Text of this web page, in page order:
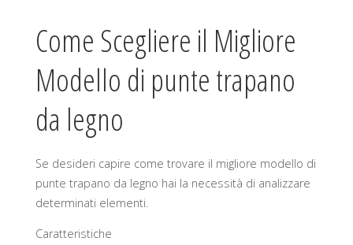
Come Scegliere il Migliore
Modello di punte trapano
da legno
Se desideri capire come trovare il migliore modello di
punte trapano da legno hai la necessità di analizzare
determinati elementi.
Caratteristiche